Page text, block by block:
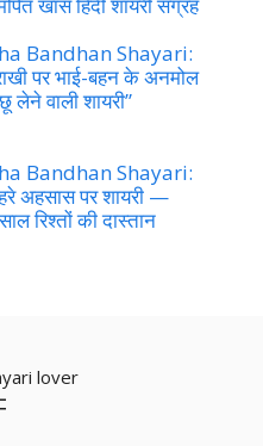
Bandhan Shayari:
पर भाई-बहन के अनमोल
लेने वाली शायरी”
Bandhan Shayari:
अहसास पर शायरी —
रिश्तों की दास्तान
lover